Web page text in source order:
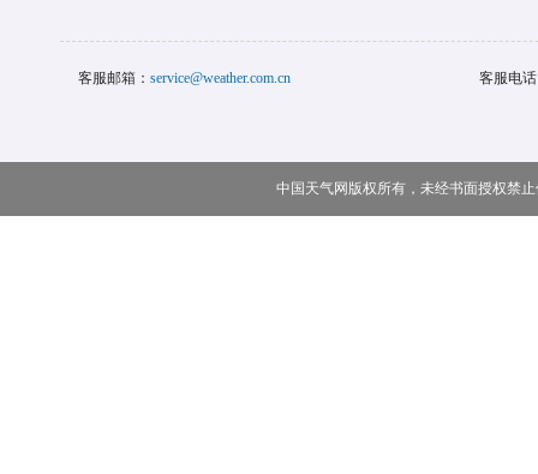
客服邮箱： service@weather.com.cn 客服电
中国天气网版权所有，未经书面授权